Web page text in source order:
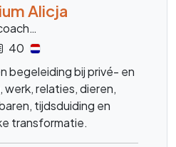
Alicja
40
begeleiding bij privé- en
werk, relaties, dieren,
tijdsduiding en
transformatie.